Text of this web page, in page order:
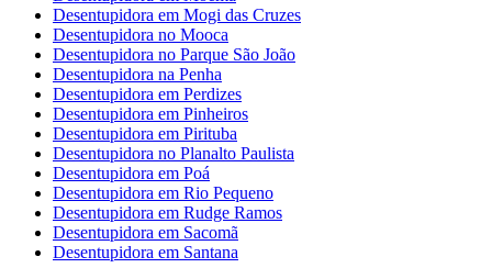
Desentupidora em Mogi das Cruzes
Desentupidora no Mooca
Desentupidora no Parque São João
Desentupidora na Penha
Desentupidora em Perdizes
Desentupidora em Pinheiros
Desentupidora em Pirituba
Desentupidora no Planalto Paulista
Desentupidora em Poá
Desentupidora em Rio Pequeno
Desentupidora em Rudge Ramos
Desentupidora em Sacomã
Desentupidora em Santana